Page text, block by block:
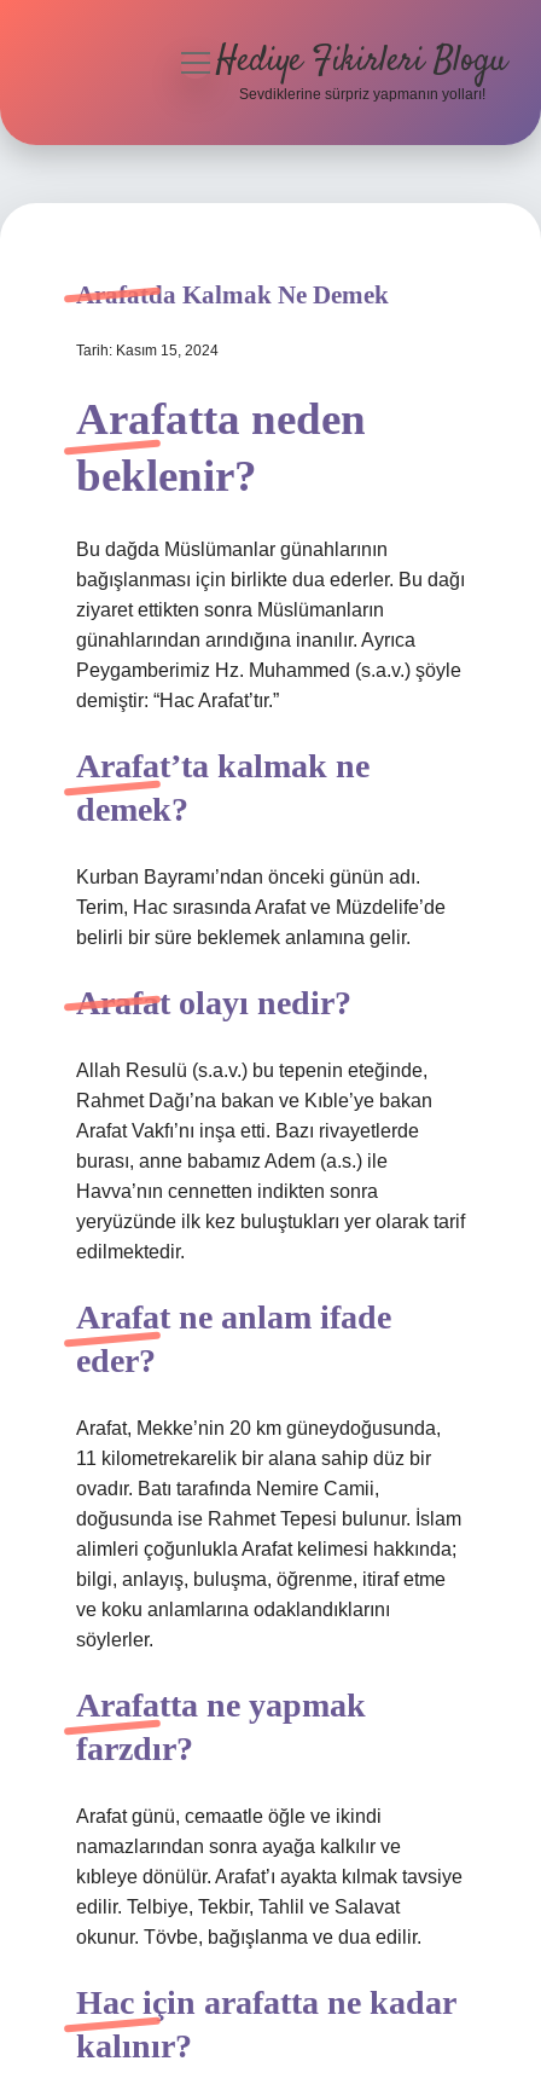
Hakkımızda
menüyüHediye Fikirleri Blogu
Sevdiklerine sürpriz yapmanın yolları!
Arafatda Kalmak Ne Demek
Tarih: Kasım 15, 2024
Arafatta neden
beklenir?
Bu dağda Müslümanlar günahlarının
bağışlanması için birlikte dua ederler. Bu dağı
ziyaret ettikten sonra Müslümanların
günahlarından arındığına inanılır. Ayrıca
Peygamberimiz Hz. Muhammed (s.a.v.) şöyle
demiştir: “Hac Arafat’tır.”
Arafat’ta kalmak ne
demek?
Kurban Bayramı’ndan önceki günün adı.
Terim, Hac sırasında Arafat ve Müzdelife’de
belirli bir süre beklemek anlamına gelir.
Arafat olayı nedir?
Allah Resulü (s.a.v.) bu tepenin eteğinde,
Rahmet Dağı’na bakan ve Kıble’ye bakan
Arafat Vakfı’nı inşa etti. Bazı rivayetlerde
burası, anne babamız Adem (a.s.) ile
Havva’nın cennetten indikten sonra
yeryüzünde ilk kez buluştukları yer olarak tarif
edilmektedir.
Arafat ne anlam ifade
eder?
Arafat, Mekke’nin 20 km güneydoğusunda,
11 kilometrekarelik bir alana sahip düz bir
ovadır. Batı tarafında Nemire Camii,
doğusunda ise Rahmet Tepesi bulunur. İslam
alimleri çoğunlukla Arafat kelimesi hakkında;
bilgi, anlayış, buluşma, öğrenme, itiraf etme
ve koku anlamlarına odaklandıklarını
söylerler.
Arafatta ne yapmak
farzdır?
Arafat günü, cemaatle öğle ve ikindi
namazlarından sonra ayağa kalkılır ve
kıbleye dönülür. Arafat’ı ayakta kılmak tavsiye
edilir. Telbiye, Tekbir, Tahlil ve Salavat
okunur. Tövbe, bağışlanma ve dua edilir.
Hac için arafatta ne kadar
kalınır?